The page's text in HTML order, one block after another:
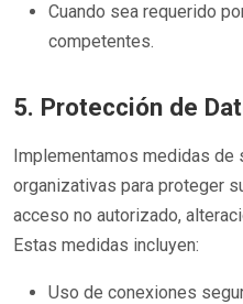
Cuando sea requerido
competentes.
5. Protección de
Implementamos medidas de
organizativas para proteger
acceso no autorizado,
Estas medidas incluyen:
Uso de conexiones